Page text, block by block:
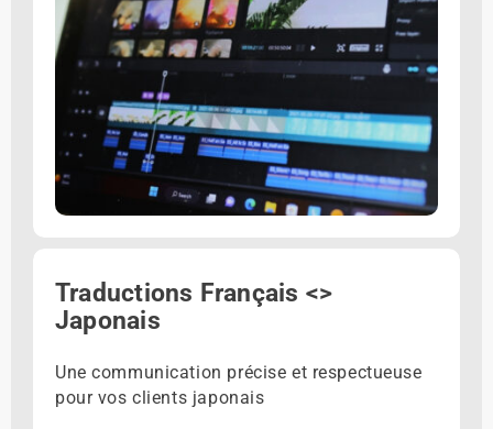
Traductions Français <>
Japonais
Une communication précise et respectueuse
pour vos clients japonais